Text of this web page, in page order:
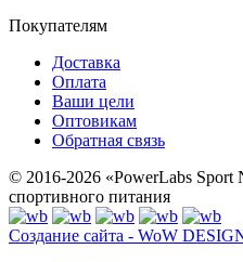
Покупателям
Доставка
Оплата
Ваши цели
Оптовикам
Обратная связь
© 2016-2026 «PowerLabs Sport
спортивного питания
Создание сайта - WoW